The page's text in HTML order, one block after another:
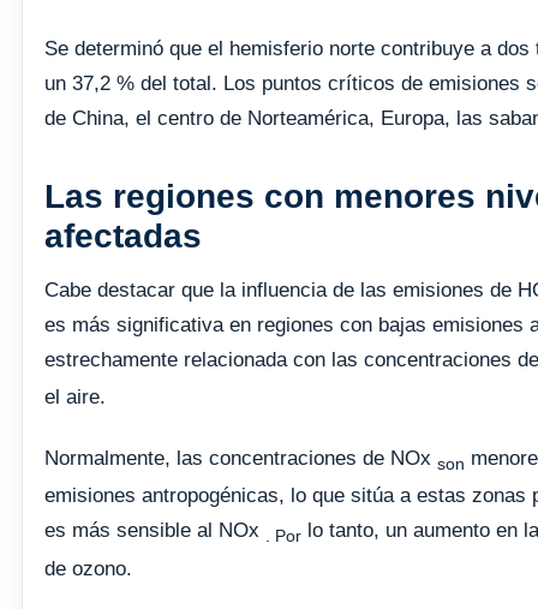
Se determinó que el hemisferio norte contribuye a
un 37,2 % del total. Los puntos críticos de emisiones
de China, el centro de Norteamérica, Europa, las
Las regiones con menores
afectadas
Cabe destacar que la influencia de las emisiones de
es más significativa en regiones con bajas emisiones
estrechamente relacionada con las concentraciones
el aire.
Normalmente, las concentraciones de NOx son
emisiones antropogénicas, lo que sitúa a estas zonas
es más sensible al NOx . Por lo tanto, un aumento en
de ozono.